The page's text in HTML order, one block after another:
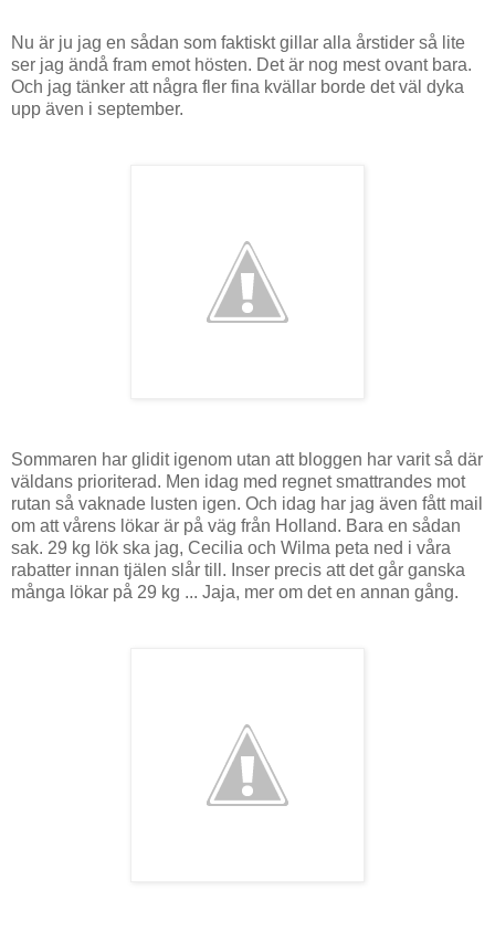
Nu är ju jag en sådan som faktiskt gillar alla årstider så lite
ser jag ändå fram emot hösten. Det är nog mest ovant bara.
Och jag tänker att några fler fina kvällar borde det väl dyka
upp även i september.
Sommaren har glidit igenom utan att bloggen har varit så där
väldans prioriterad. Men idag med regnet smattrandes mot
rutan så vaknade lusten igen. Och idag har jag även fått mail
om att vårens lökar är på väg från Holland. Bara en sådan
sak. 29 kg lök ska jag, Cecilia och Wilma peta ned i våra
rabatter innan tjälen slår till. Inser precis att det går ganska
många lökar på 29 kg ... Jaja, mer om det en annan gång.